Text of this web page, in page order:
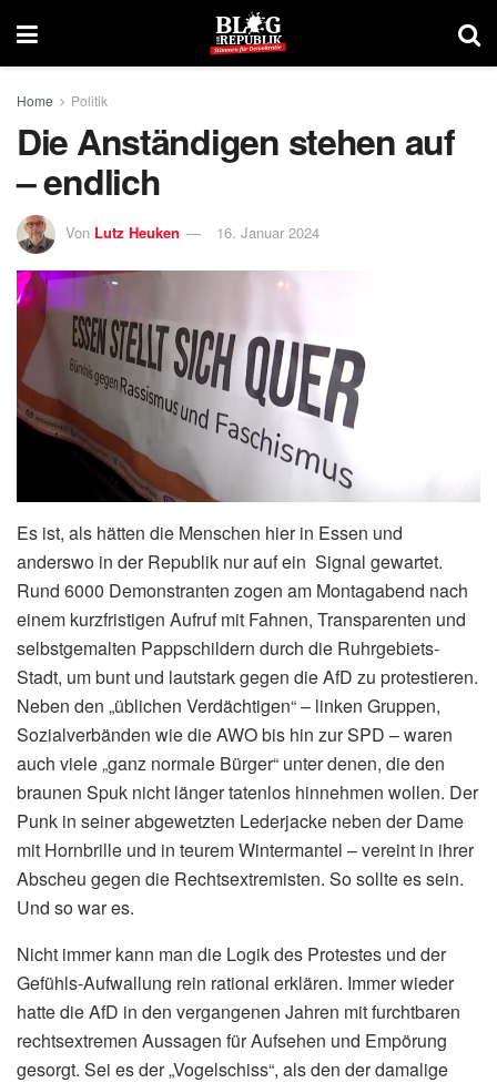
Home Politik
Die Anständigen stehen auf
– endlich
Von Lutz Heuken 16. Januar 2024
Es ist, als hätten die Menschen hier in Essen und
anderswo in der Republik nur auf ein Signal gewartet.
Rund 6000 Demonstranten zogen am Montagabend nach
einem kurzfristigen Aufruf mit Fahnen, Transparenten und
selbstgemalten Pappschildern durch die Ruhrgebiets-
Stadt, um bunt und lautstark gegen die AfD zu protestieren.
Neben den „üblichen Verdächtigen“ – linken Gruppen,
Sozialverbänden wie die AWO bis hin zur SPD – waren
auch viele „ganz normale Bürger“ unter denen, die den
braunen Spuk nicht länger tatenlos hinnehmen wollen. Der
Punk in seiner abgewetzten Lederjacke neben der Dame
mit Hornbrille und in teurem Wintermantel – vereint in ihrer
Abscheu gegen die Rechtsextremisten. So sollte es sein.
Und so war es.
Nicht immer kann man die Logik des Protestes und der
Gefühls-Aufwallung rein rational erklären. Immer wieder
hatte die AfD in den vergangenen Jahren mit furchtbaren
rechtsextremen Aussagen für Aufsehen und Empörung
gesorgt. Sei es der „Vogelschiss“, als den der damalige